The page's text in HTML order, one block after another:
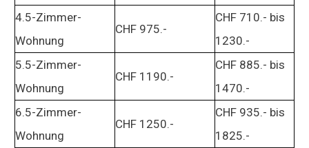
4.5-Zimmer-
Wohnung
CHF 975.-
CHF 710.- bis
1230.-
5.5-Zimmer-
Wohnung
CHF 1190.-
CHF 885.- bis
1470.-
6.5-Zimmer-
Wohnung
CHF 1250.-
CHF 935.- bis
1825.-